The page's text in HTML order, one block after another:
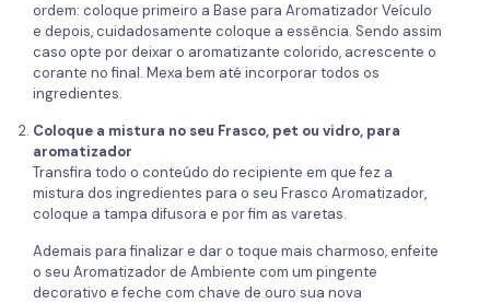
ordem: coloque primeiro a Base para Aromatizador Veículo
e depois, cuidadosamente coloque a essência. Sendo assim
caso opte por deixar o aromatizante colorido, acrescente o
corante no final. Mexa bem até incorporar todos os
ingredientes.
Coloque a mistura no seu Frasco, pet ou vidro, para
aromatizador
Transfira todo o conteúdo do recipiente em que fez a
mistura dos ingredientes para o seu Frasco Aromatizador,
coloque a tampa difusora e por fim as varetas.
Ademais para finalizar e dar o toque mais charmoso, enfeite
o seu Aromatizador de Ambiente com um pingente
decorativo e feche com chave de ouro sua nova